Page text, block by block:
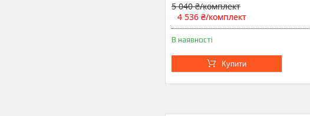
5 040 ₴/комплект
4 536 ₴/комплект
В наявності
Купити